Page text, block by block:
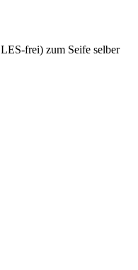
frei) zum Seife selber